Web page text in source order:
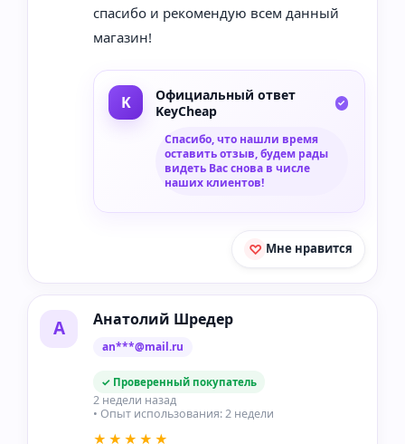
спасибо и рекомендую всем данный
магазин!
Официальный ответ
KeyCheap
Спасибо, что нашли время
оставить отзыв, будем рады
видеть Вас снова в числе
наших клиентов!
Мне нравится
А Анатолий Шредер
an***@mail.ru
✓ Проверенный покупатель
2 недели назад
• Опыт использования: 2 недели
★★★★★